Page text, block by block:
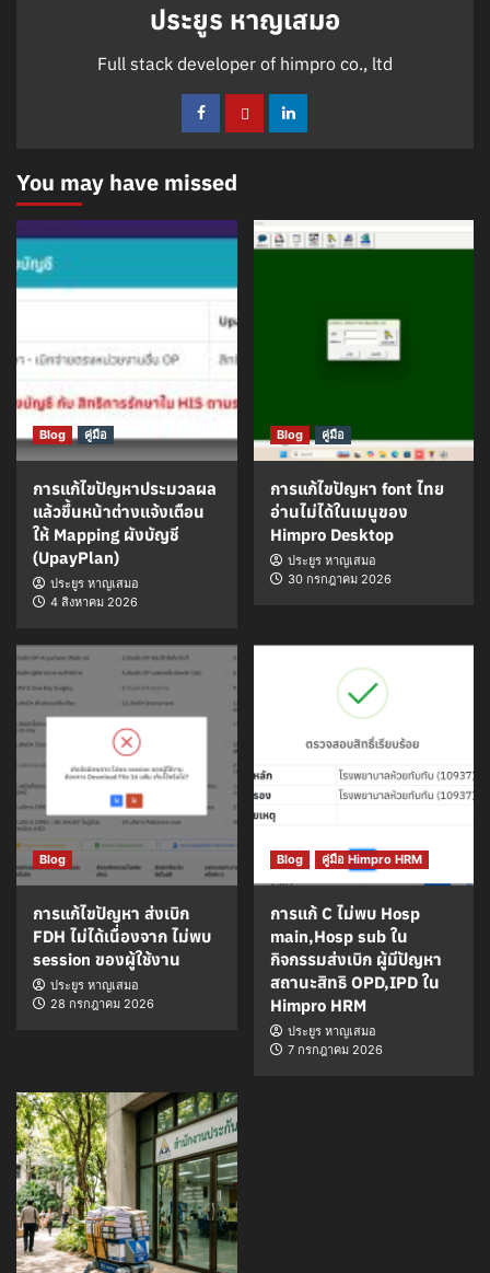
ประยูร หาญเสมอ
Full stack developer of himpro co., ltd
You may have missed
Blog คู่มือ
การแก้ไขปัญหาประมวลผล
แล้วขึ้นหน้าต่างแจ้งเตือน
ให้ Mapping ผังบัญชี
(UpayPlan)
ประยูร หาญเสมอ
4 สิงหาคม 2026
Blog คู่มือ
การแก้ไขปัญหา font ไทย
อ่านไม่ได้ในเมนูของ
Himpro Desktop
ประยูร หาญเสมอ
30 กรกฎาคม 2026
Blog
การแก้ไขปัญหา ส่งเบิก
FDH ไม่ได้เนื่องจาก ไม่พบ
session ของผู้ใช้งาน
ประยูร หาญเสมอ
28 กรกฎาคม 2026
Blog คู่มือ Himpro HRM
การแก้ C ไม่พบ Hosp
main,Hosp sub ใน
กิจกรรมส่งเบิก ผู้มีปัญหา
สถานะสิทธิ OPD,IPD ใน
Himpro HRM
ประยูร หาญเสมอ
7 กรกฎาคม 2026